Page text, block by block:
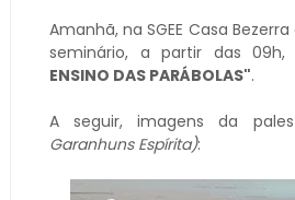
Amanhã, na SGEE Casa
seminário, a partir das
ENSINO DAS PARÁBOLAS".
A seguir, imagens da
Garanhuns Espírita):